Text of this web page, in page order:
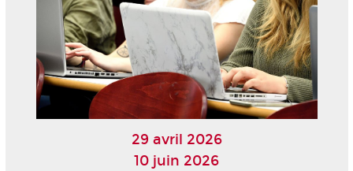
29 avril 2026
10 juin 2026